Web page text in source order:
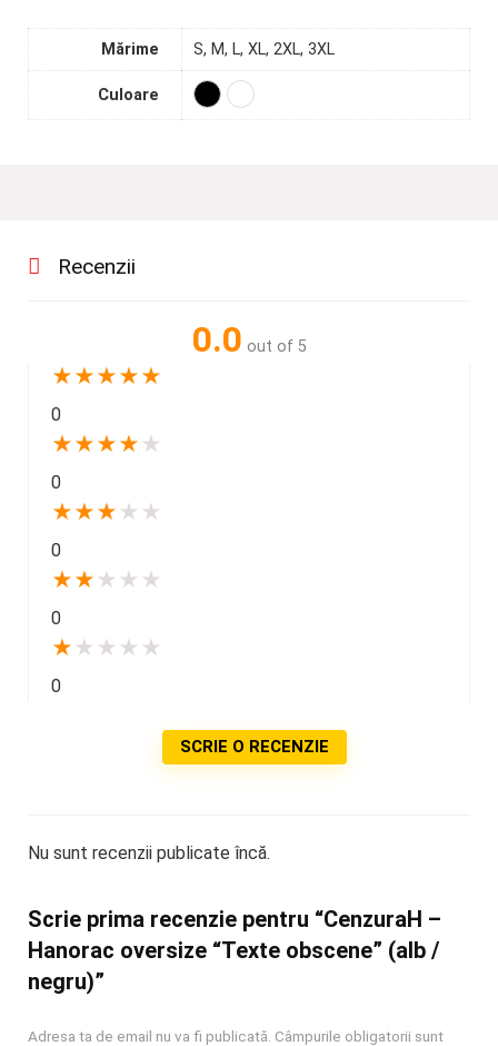
Mărime S, M, L, XL, 2XL, 3XL
Culoare
Recenzii
0.0 out of 5
★★★★★
0
★★★★ ★
0
★★★ ★ ★
0
★★ ★ ★ ★
0
★ ★ ★ ★ ★
0
SCRIE O RECENZIE
Nu sunt recenzii publicate încă.
Scrie prima recenzie pentru “CenzuraH –
Hanorac oversize “Texte obscene” (alb /
negru)”
Adresa ta de email nu va fi publicată. Câmpurile obligatorii sunt